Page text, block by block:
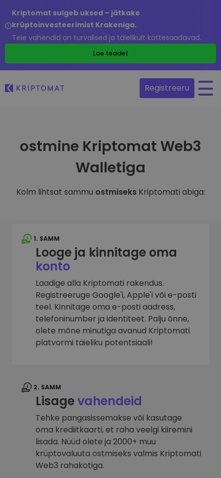
Kriptomat sulgeb uksed – jätkake
krüptoinvesteerimist Krakeniga.
Teie vahendid on turvalised ja täielikult kättesaadavad.
Loe teadet
Registreeru
ostmine Kriptomat Web3
Walletiga
Kolm lihtsat sammu ostmiseksKriptomati abiga:
1. SAMM
Looge ja kinnitage oma
konto
Laadige alla Kriptomati rakendus.
Registreeruge Google'i, Apple'i või e-posti
teel. Kinnitage oma e-posti aadress,
telefoninumber ja identiteet. Palju õnne,
olete mõne minutiga avanud Kriptomati
platvormi täieliku potentsiaali!
2. SAMM
Lisagevahendeid
Tehke pangasissemakse või kasutage
oma krediitkaarti, et raha veelgi kiiremini
lisada. Nüüd olete ja 2000+ muu
krüptovaluuta ostmiseks valmis Kriptomati
Web3 rahakotiga.